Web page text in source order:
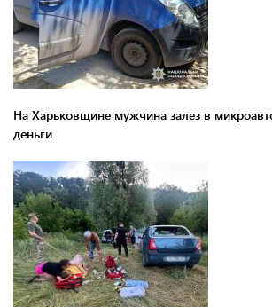
На Харьковщине мужчина залез в
деньги